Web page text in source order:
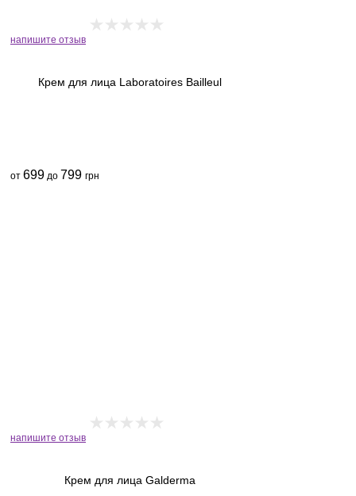
напишите отзыв
Крем для лица Laboratoires Bailleul
от 699 до 799 грн
напишите отзыв
Крем для лица Galderma